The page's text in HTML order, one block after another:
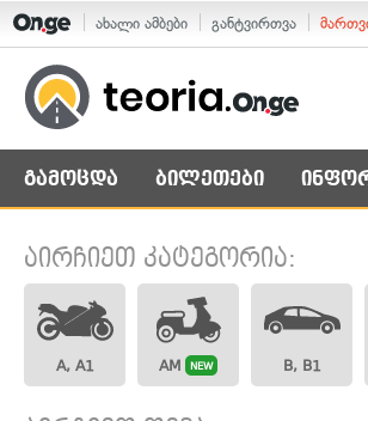
ახალი ამბები განტვირთვა
გამოცდა ბილეთები
აირჩიეთ კატეგორია:
A, A1 AM NEW B, B1